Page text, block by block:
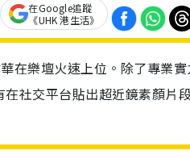
在Google追蹤
《UHK 港生活》
在樂壇火速上位。除了專業實
社交平台貼出超近鏡素顏片段